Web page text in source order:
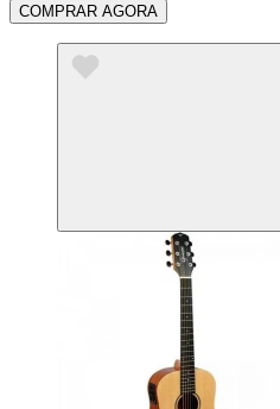
COMPRAR AGORA